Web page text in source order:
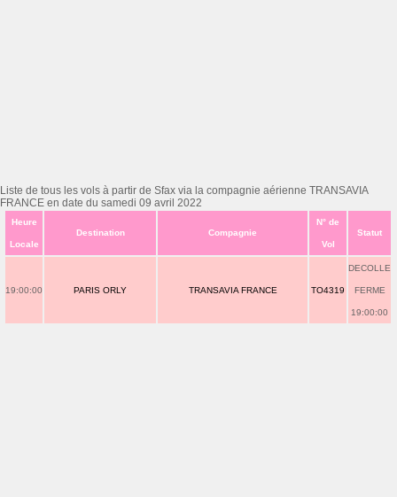
Liste de tous les vols à partir de Sfax via la compagnie aérienne TRANSAVIA
FRANCE en date du samedi 09 avril 2022
Heure
Locale
Destination Compagnie
N° de
Vol
Statut
19:00:00 PARIS ORLY TRANSAVIA FRANCE TO4319
DECOLLE
FERME
19:00:00